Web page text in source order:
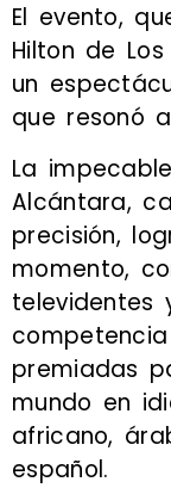
El evento,
Hilton de Los
un
que resonó
La
Alcántara,
precisión,
momento,
televidentes
premiadas
mundo en
africano,
español.